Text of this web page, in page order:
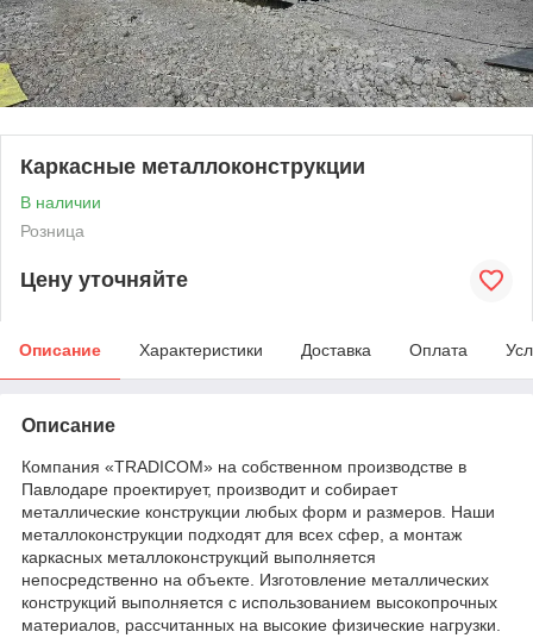
Каркасные металлоконструкции
В наличии
Розница
Цену уточняйте
Описание Характеристики Доставка Оплата
Описание
Компания «TRADICOM» на собственном производстве в
Павлодаре проектирует, производит и собирает
металлические конструкции любых форм и размеров. Наши
металлоконструкции подходят для всех сфер, а монтаж
каркасных металлоконструкций выполняется
непосредственно на объекте. Изготовление металлических
конструкций выполняется с использованием высокопрочных
материалов, рассчитанных на высокие физические нагрузки.